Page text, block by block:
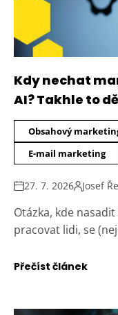
Kdy nechat
AI? Takhle to
Obsahový
E-mail marketing
27. 7. 2026 Josef
Otázka, kde
pracovat lidi, se
Přečíst článek